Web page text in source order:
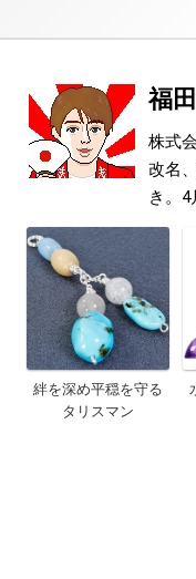
福
株式
改名
き。4
絆を深め平穏を守る
タリスマン